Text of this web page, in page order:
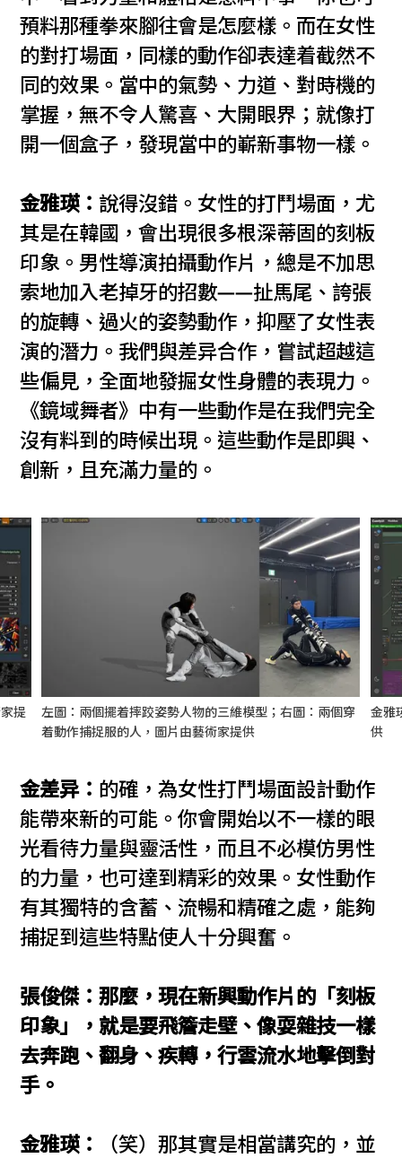
預料那種拳來腳往會是怎麼樣。而在女性
的對打場面，同樣的動作卻表達着截然不
同的效果。當中的氣勢、力道、對時機的
掌握，無不令人驚喜、大開眼界；就像打
開一個盒子，發現當中的嶄新事物一樣。
金雅瑛： 說得沒錯。女性的打鬥場面，尤
其是在韓國，會出現很多根深蒂固的刻板
印象。男性導演拍攝動作片，總是不加思
索地加入老掉牙的招數——扯馬尾、誇張
的旋轉、過火的姿勢動作，抑壓了女性表
演的潛力。我們與差异合作，嘗試超越這
些偏見，全面地發掘女性身體的表現力。
《鏡域舞者》中有一些動作是在我們完全
沒有料到的時候出現。這些動作是即興、
創新，且充滿力量的。
左圖：兩個擺着摔跤姿勢人物的三維模型；右圖：兩個穿
着動作捕捉服的人，圖片由藝術家提供
金雅
供
提
金差异： 的確，為女性打鬥場面設計動作
能帶來新的可能。你會開始以不一樣的眼
光看待力量與靈活性，而且不必模仿男性
的力量，也可達到精彩的效果。女性動作
有其獨特的含蓄、流暢和精確之處，能夠
捕捉到這些特點使人十分興奮。
張俊傑：那麼，現在新興動作片的「刻板
印象」，就是要飛簷走壁、像耍雜技一樣
去奔跑、翻身、疾轉，行雲流水地擊倒對
手。
金雅瑛：
（笑）那其實是相當講究的，並